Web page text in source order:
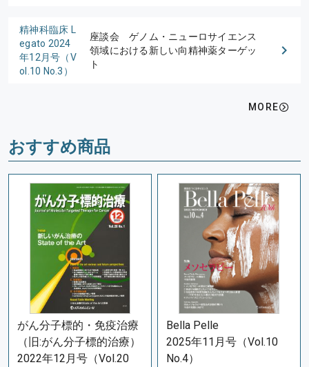
精神科臨床 L
egato 2024
年12月号（V
ol.10 No.3）
座談会 ゲノム・ニューロサイエンス
領域における新しい向精神薬ターゲッ
ト
MORE
おすすめ商品
がん分子標的・免疫治療
（旧:がん分子標的治療）
2022年12月号（Vol.20
Bella Pelle
2025年11月号（Vol.10
No.4）